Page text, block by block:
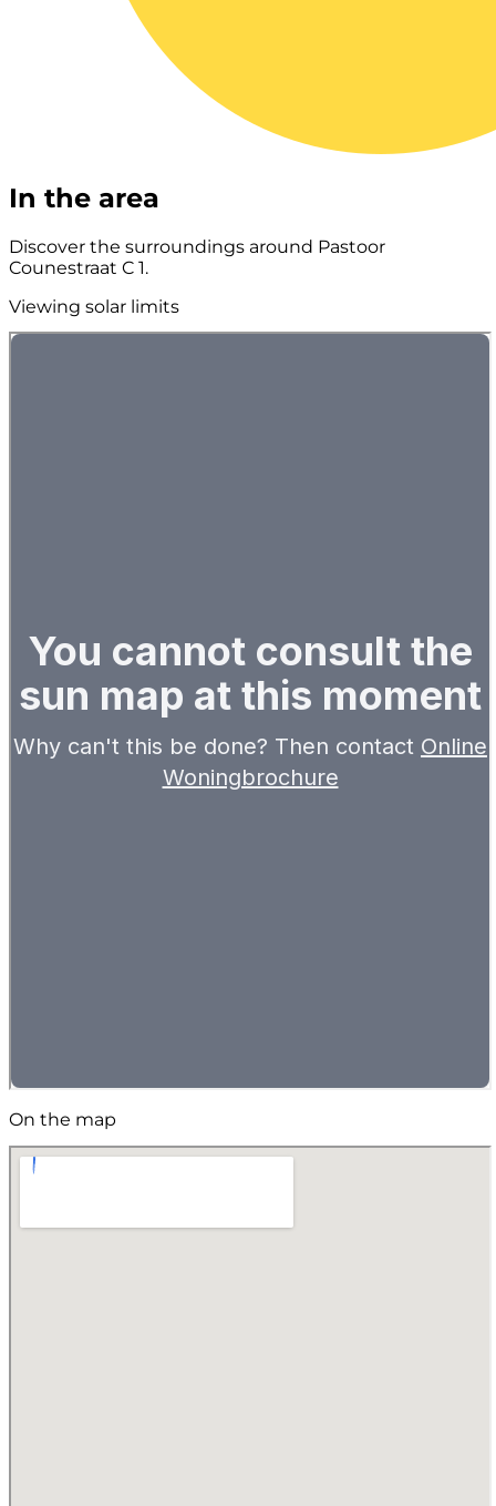
In the area
Discover the surroundings around Pastoor
Counestraat C 1.
Viewing solar limits
On the map